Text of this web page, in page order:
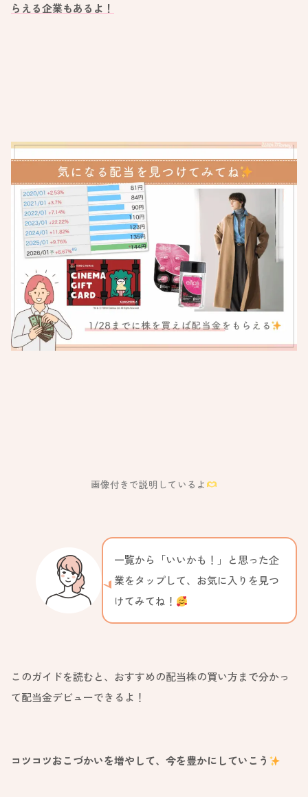
らえる企業もあるよ！
画像付きで説明しているよ
一覧から「いいかも！」と思った企
業をタップして、お気に入りを見つ
けてみてね！
このガイドを読むと、おすすめの配当株の買い方まで分かっ
て配当金デビューできるよ！
コツコツおこづかいを増やして、今を豊かにしていこう